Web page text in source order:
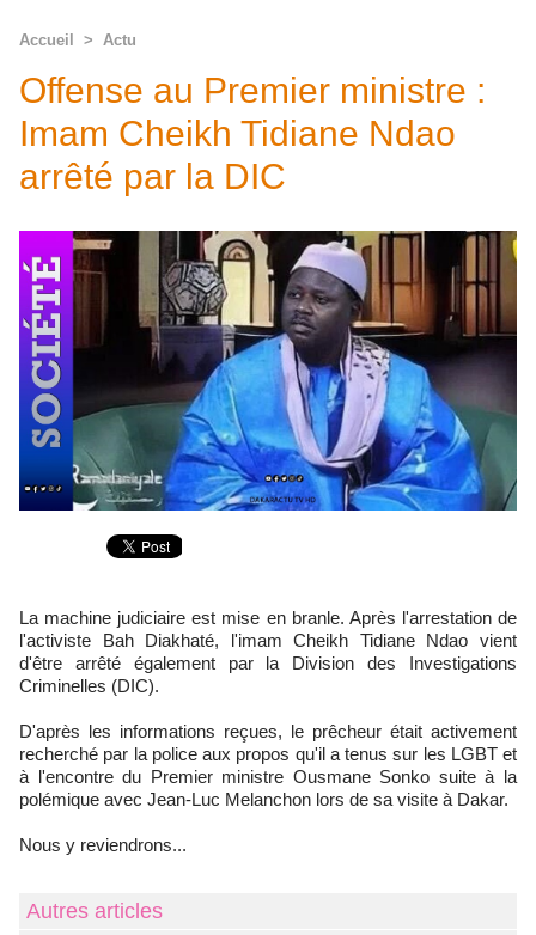
Accueil > Actu
Offense au Premier ministre :
Imam Cheikh Tidiane Ndao
arrêté par la DIC
La machine judiciaire est mise en branle. Après l'arrestation de
l'activiste Bah Diakhaté, l'imam Cheikh Tidiane Ndao vient
d'être arrêté également par la Division des Investigations
Criminelles (DIC).
D'après les informations reçues, le prêcheur était activement
recherché par la police aux propos qu'il a tenus sur les LGBT et
à l'encontre du Premier ministre Ousmane Sonko suite à la
polémique avec Jean-Luc Melanchon lors de sa visite à Dakar.
Nous y reviendrons...
Autres articles